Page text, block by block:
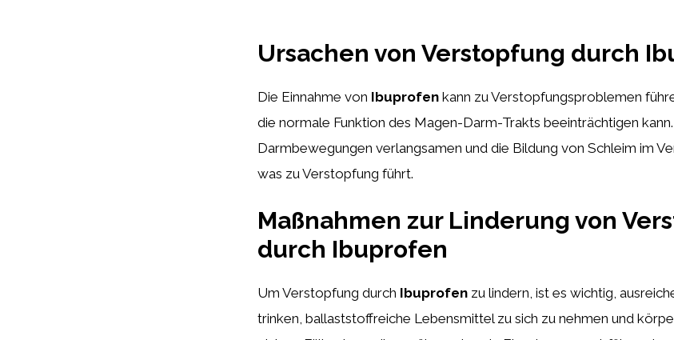
Ursachen von Verstopfung durch
Die Einnahme von Ibuprofen kann zu Verstopfungsproblemen
die normale Funktion des Magen-Darm-Trakts beeinträchtigen kann.
Darmbewegungen verlangsamen und die Bildung von Schleim im
was zu Verstopfung führt.
Maßnahmen zur Linderung von
durch Ibuprofen
Um Verstopfung durch Ibuprofen zu lindern, ist es wichtig,
trinken, ballaststoffreiche Lebensmittel zu sich zu nehmen und